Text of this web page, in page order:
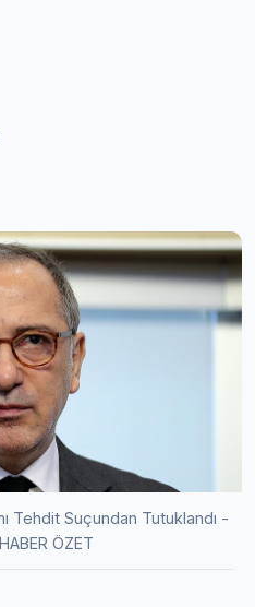
Tehdit Suçundan Tutuklandı -
ÖZET